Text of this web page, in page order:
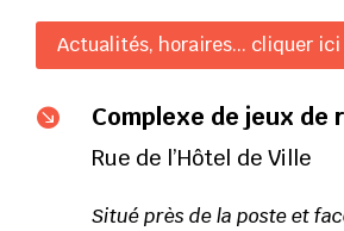
Actualités, horaires... cliquer ici
 Complexe de jeux de
Rue de l’Hôtel de Ville
Situé près de la poste et